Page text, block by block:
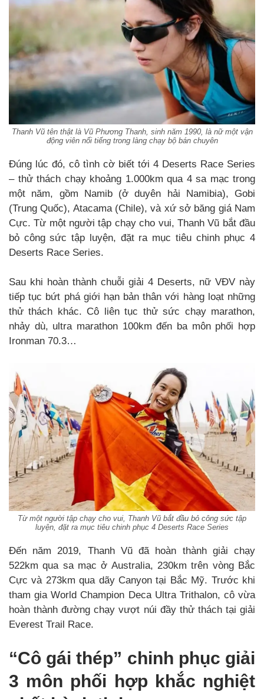
Thanh Vũ tên thật là Vũ Phương Thanh, sinh năm 1990, là nữ một vận
động viên nổi tiếng trong làng chạy bộ bán chuyên
Đúng lúc đó, cô tình cờ biết tới 4 Deserts Race Series
– thử thách chạy khoảng 1.000km qua 4 sa mạc trong
một năm, gồm Namib (ở duyên hải Namibia), Gobi
(Trung Quốc), Atacama (Chile), và xứ sở băng giá Nam
Cực. Từ một người tập chạy cho vui, Thanh Vũ bắt đầu
bỏ công sức tập luyện, đặt ra mục tiêu chinh phục 4
Deserts Race Series.
Sau khi hoàn thành chuỗi giải 4 Deserts, nữ VĐV này
tiếp tục bứt phá giới hạn bản thân với hàng loạt những
thử thách khác. Cô liên tục thử sức chạy marathon,
nhảy dù, ultra marathon 100km đến ba môn phối hợp
Ironman 70.3…
Từ một người tập chạy cho vui, Thanh Vũ bắt đầu bỏ công sức tập
luyện, đặt ra mục tiêu chinh phục 4 Deserts Race Series
Đến năm 2019, Thanh Vũ đã hoàn thành giải chạy
522km qua sa mạc ở Australia, 230km trên vòng Bắc
Cực và 273km qua dãy Canyon tại Bắc Mỹ. Trước khi
tham gia World Champion Deca Ultra Trithalon, cô vừa
hoàn thành đường chạy vượt núi đầy thử thách tại giải
Everest Trail Race.
“Cô gái thép” chinh phục giải
3 môn phối hợp khắc nghiệt